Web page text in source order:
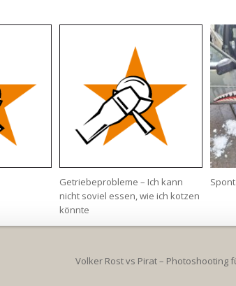
Getriebeprobleme – Ich kann
nicht soviel essen, wie ich kotzen
könnte
Volker Rost vs Pirat – Photoshooting